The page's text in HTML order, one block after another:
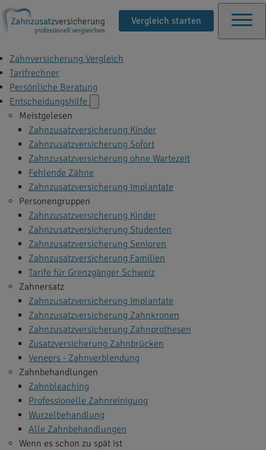
Vergleich starten
Zahnversicherung Vergleich
Tarifrechner
Persönliche Beratung
Entscheidungshilfe
Meistgelesen
Zahnzusatzversicherung Kinder
Zahnzusatzversicherung Sofort
Zahnzusatzversicherung ohne Wartezeit
Fehlende Zähne
Zahnzusatzversicherung Implantate
Personengruppen
Zahnzusatzversicherung Kinder
Zahnzusatzversicherung Studenten
Zahnzusatzversicherung Senioren
Zahnzusatzversicherung Familien
Tarife für Grenzgänger Schweiz
Zahnersatz
Zahnzusatzversicherung Implantate
Zahnzusatzversicherung Zahnkronen
Zahnzusatzversicherung Zahnprothesen
Zusatzversicherung Zahnbrücken
Veneers - Zahnverblendung
Zahnbehandlungen
Zahnbleaching
Professionelle Zahnreinigung
Wurzelbehandlung
Alle Zahnbehandlungen
Wenn es schon zu spät ist